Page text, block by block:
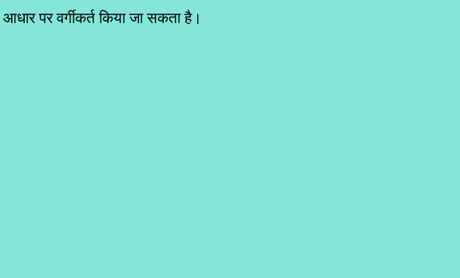
पर वर्गीकर्त किया जा सकता है।